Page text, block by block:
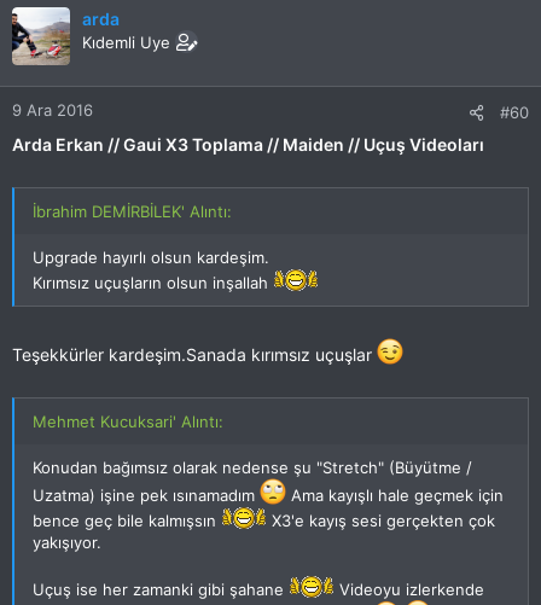
arda
Kıdemli Uye
9 Ara 2016 #60
Arda Erkan // Gaui X3 Toplama // Maiden // Uçuş Videoları
İbrahim DEMİRBİLEK' Alıntı:
Upgrade hayırlı olsun kardeşim.
Kırımsız uçuşların olsun inşallah
Teşekkürler kardeşim.Sanada kırımsız uçuşlar
Mehmet Kucuksari' Alıntı:
Konudan bağımsız olarak nedense şu "Stretch" (Büyütme /
Uzatma) işine pek ısınamadım
Ama kayışlı hale geçmek için
bence geç bile kalmışsın
X3'e kayış sesi gerçekten çok
yakışıyor.
Uçuş ise her zamanki gibi şahane
Videoyu izlerkende